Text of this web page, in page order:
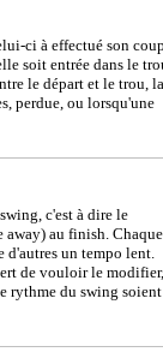
ci à effectué son
soit entrée dans le
le départ et le trou, la
perdue, ou lorsqu'une
c'est à dire le
away) au finish. Chaque
d'autres un tempo lent.
de vouloir le modifier,
rythme du swing soient